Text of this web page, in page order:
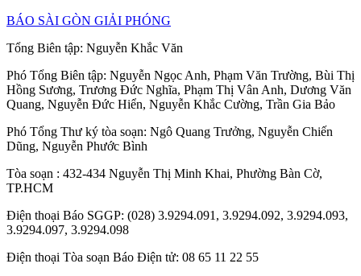
BÁO SÀI GÒN GIẢI PHÓNG
Tổng Biên tập: Nguyễn Khắc Văn
Phó Tổng Biên tập: Nguyễn Ngọc Anh, Phạm Văn Trường, Bùi Thị
Hồng Sương, Trương Đức Nghĩa, Phạm Thị Vân Anh, Dương Văn
Quang, Nguyễn Đức Hiển, Nguyễn Khắc Cường, Trần Gia Bảo
Phó Tổng Thư ký tòa soạn: Ngô Quang Trưởng, Nguyễn Chiến
Dũng, Nguyễn Phước Bình
Tòa soạn : 432-434 Nguyễn Thị Minh Khai, Phường Bàn Cờ,
TP.HCM
Điện thoại Báo SGGP: (028) 3.9294.091, 3.9294.092, 3.9294.093,
3.9294.097, 3.9294.098
Điện thoại Tòa soạn Báo Điện tử: 08 65 11 22 55